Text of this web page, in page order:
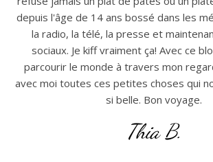
depuis l'âge de 14 ans bossé dans les
la radio, la télé, la presse et
sociaux. Je kiff vraiment ça! Avec ce
parcourir le monde à travers mon
avec moi toutes ces petites choses qui
si belle. Bon voyage.
Thia B.